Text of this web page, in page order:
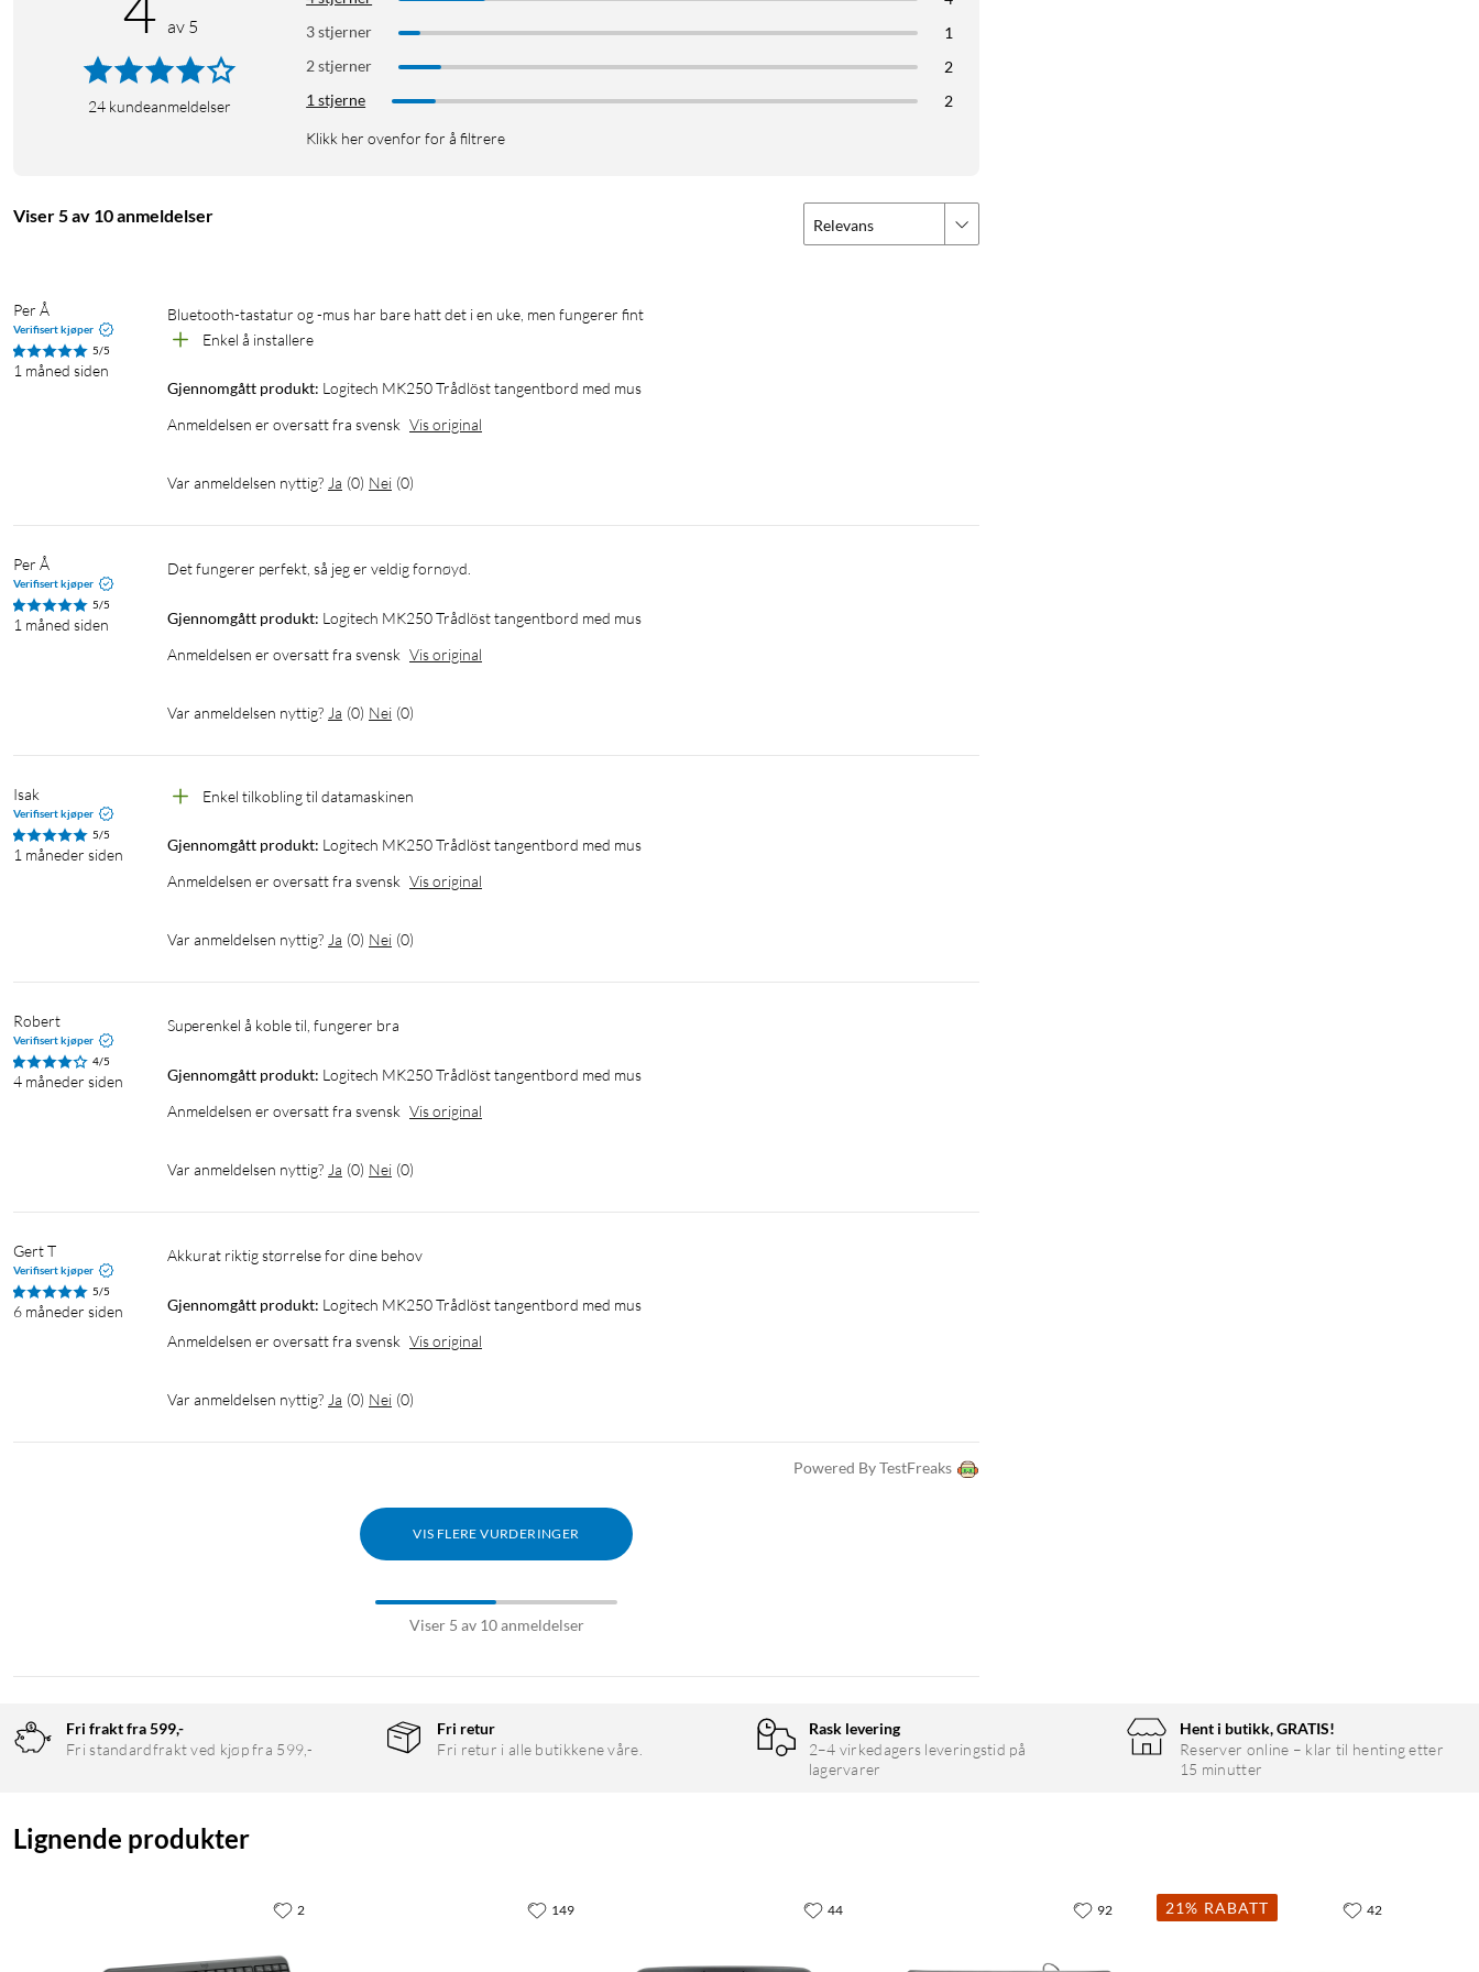
Den trådløse musen har en kompakt form som passer både høyre og venstre hånd. Den er lett å ta med i vesken og behagelig å
bruke hele dagen. Musen har lavt strømforbruk og opptil 12 måneders batteritid – perfekt for deg som ønsker en pålitelig mus til
bærbar eller stasjonær PC, hjemme eller på jobb.
Tastatur
Mus
Mål (LxBxH): 100x60x38 mm
Vekt (med batteri): 76 g
Batteri og strømforsyning
Batteritype: Alkaliske batterier (inkludert)
Mus
Batteritype: Alkalisk batteri (inkludert)
Batteritid: Opptil 12 måneder
Kompakt layout med numerisk tastatur
Strømbryter (på/av)
Tilkoblingsindikator (LED)
Layout for flere operativsystemer
Tilkoblingsindikator (LED)
Antall knapper: 3 (venstre-/høyreklikk, klikkbart rullehjul)
Sensorteknologi: Optisk sporing med høy presisjon (1 000 DPI)
Bluetooth® Low Energy
Systemkrav
Krav: Trådløs Bluetooth®-lavenergiteknologi
Kompatibilitet: Windows 10, 11 eller nyere, macOS 12 eller nyere, iOS 15 eller nyere, iPadOS 15 eller nyere, Android 12 eller
Sertifisert for: Dette produktet er sertifisert i henhold til Googles kompatibilitetsstandarder. Chromebook og Works With
Chromebook-merket er varemerker som tilhører Google LLC.
av 5
24 kundeanmeldelser
3 stjerner
1
2 stjerner
2
1 stjerne
2
Klikk her ovenfor for å filtrere
Viser 5 av 10 anmeldelser Relevans
Per Å
Verifisert kjøper
5/5
1 måned siden
Bluetooth-tastatur og -mus har bare hatt det i en uke, men fungerer fint
Enkel å installere
Gjennomgått produkt: Logitech MK250 Trådlöst tangentbord med mus
Anmeldelsen er oversatt fra svensk Vis original
Var anmeldelsen nyttig? Ja (0) Nei (0)
Per Å
Verifisert kjøper
5/5
1 måned siden
Det fungerer perfekt, så jeg er veldig fornøyd.
Gjennomgått produkt: Logitech MK250 Trådlöst tangentbord med mus
Anmeldelsen er oversatt fra svensk Vis original
Var anmeldelsen nyttig? Ja (0) Nei (0)
Isak
Verifisert kjøper
5/5
1 måneder siden
Enkel tilkobling til datamaskinen
Gjennomgått produkt: Logitech MK250 Trådlöst tangentbord med mus
Anmeldelsen er oversatt fra svensk Vis original
Var anmeldelsen nyttig? Ja (0) Nei (0)
Robert
Verifisert kjøper
4/5
4 måneder siden
Superenkel å koble til, fungerer bra
Gjennomgått produkt: Logitech MK250 Trådlöst tangentbord med mus
Anmeldelsen er oversatt fra svensk Vis original
Var anmeldelsen nyttig? Ja (0) Nei (0)
Gert T
Verifisert kjøper
5/5
6 måneder siden
Akkurat riktig størrelse for dine behov
Gjennomgått produkt: Logitech MK250 Trådlöst tangentbord med mus
Anmeldelsen er oversatt fra svensk Vis original
Var anmeldelsen nyttig? Ja (0) Nei (0)
Powered By TestFreaks
VIS FLERE VURDERINGER
Viser 5 av 10 anmeldelser
Fri frakt fra 599,-
Fri standardfrakt ved kjøp fra 599,-
Fri retur
Fri retur i alle butikkene våre.
Rask levering
2–4 virkedagers leveringstid på
lagervarer
Hent i butikk, GRATIS!
Reserver online – klar til henting etter
15 minutter
Lignende produkter
2 149 44 92 21% RABATT 42